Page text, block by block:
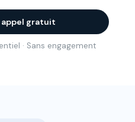
appel gratuit
· Sans engagement